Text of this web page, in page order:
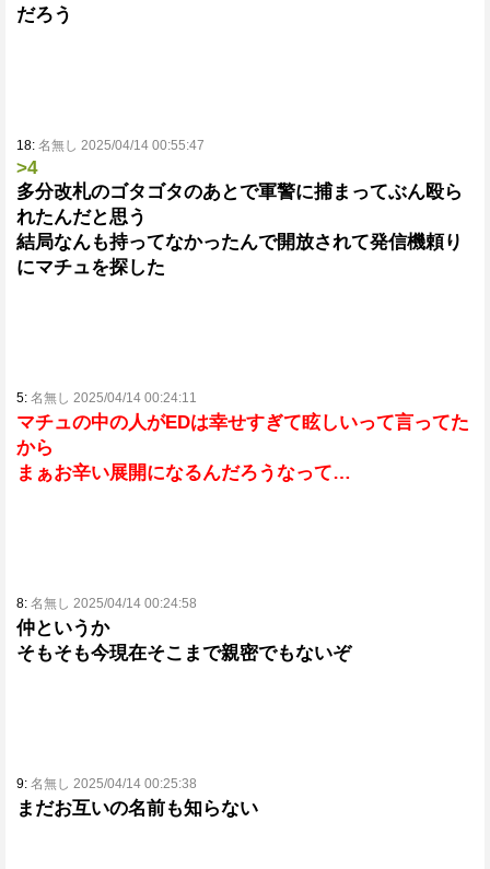
だろう
18: 名無し 2025/04/14 00:55:47
>4
多分改札のゴタゴタのあとで軍警に捕まってぶん殴ら
れたんだと思う
結局なんも持ってなかったんで開放されて発信機頼り
にマチュを探した
5: 名無し 2025/04/14 00:24:11
マチュの中の人がEDは幸せすぎて眩しいって言ってた
から
まぁお辛い展開になるんだろうなって…
8: 名無し 2025/04/14 00:24:58
仲というか
そもそも今現在そこまで親密でもないぞ
9: 名無し 2025/04/14 00:25:38
まだお互いの名前も知らない